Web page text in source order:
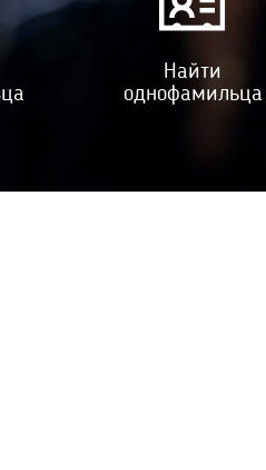
Найти
однофамильца